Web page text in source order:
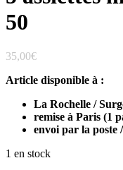
50
35,00€
Article disponible à :
La Rochelle /
remise à Paris (1
envoi par la poste
1 en stock